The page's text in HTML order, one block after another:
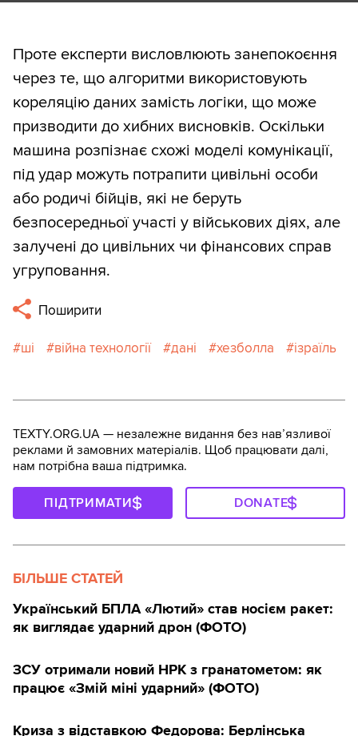
Проте експерти висловлюють занепокоєння
через те, що алгоритми використовують
кореляцію даних замість логіки, що може
призводити до хибних висновків. Оскільки
машина розпізнає схожі моделі комунікації,
під удар можуть потрапити цивільні особи
або родичі бійців, які не беруть
безпосередньої участі у військових діях, але
залучені до цивільних чи фінансових справ
угруповання.
Поширити
ші війна технології дані хезболла ізраїль
TEXTY.ORG.UA — незалежне видання без навʼязливої
реклами й замовних матеріалів. Щоб працювати далі,
нам потрібна ваша підтримка.
ПІДТРИМАТИ DONATE
БІЛЬШЕ СТАТЕЙ
Український БПЛА «Лютий» став носієм ракет:
як виглядає ударний дрон (ФОТО)
ЗСУ отримали новий НРК з гранатометом: як
працює «Змій міні ударний» (ФОТО)
Криза з відставкою Федорова: Берлінська